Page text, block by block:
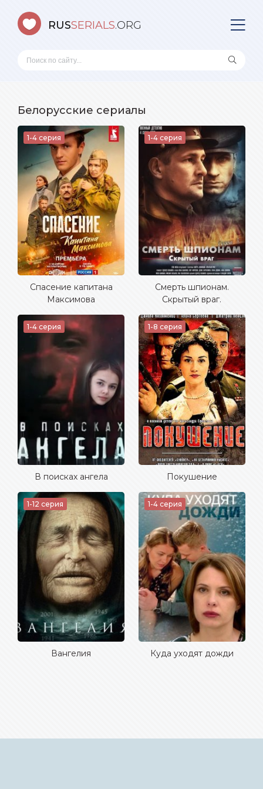
RUSSERIALS.ORG
Белорусские сериалы
1-4 серия
Спасение капитана
Максимова
1-4 серия
Смерть шпионам.
Скрытый враг.
1-4 серия
В поисках ангела
1-8 серия
Покушение
1-12 серия
Вангелия
1-4 серия
Куда уходят дожди